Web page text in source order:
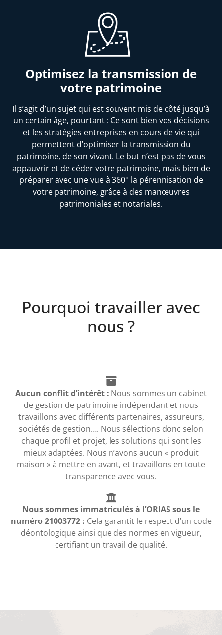
Optimisez la transmission de
votre patrimoine
Il s’agit d’un sujet qui est souvent mis de côté jusqu’à
un certain âge, pourtant : Ce sont bien vos décisions
et les stratégies entreprises en cours de vie qui
permettent d’optimiser la transmission du
patrimoine, de son vivant. Le but n’est pas de vous
appauvrir et de céder votre patrimoine, mais bien de
préparer avec une vue à 360° la pérennisation de
votre patrimoine, grâce à des manœuvres
patrimoniales et notariales.
Pourquoi travailler avec
nous ?
Aucun conflit d’intérêt : Nous sommes un cabinet
de gestion de patrimoine indépendant et nous
travaillons avec différents partenaires, assureurs,
sociétés de gestion…. Nous sélections donc selon
chaque profil et projet, les solutions qui sont les
mieux adaptées. Nous n’avons aucun « produit
maison » à mettre en avant, et travaillons en toute
transparence avec vous.
Nous sommes immatriculés à l’ORIAS sous le
numéro 21003772 : Cela garantit le respect d’un code
déontologique ainsi que des normes en vigueur,
certifiant un travail de qualité.